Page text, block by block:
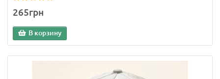
265грн
В корзину